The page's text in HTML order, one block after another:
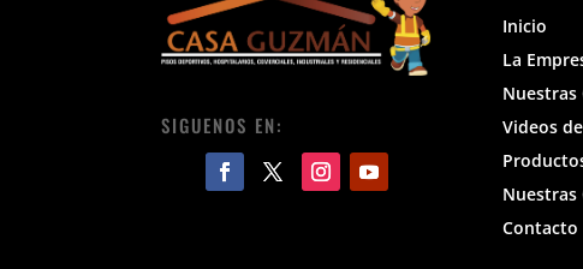
SIGUENOS EN:
Inicio
La
Nuestras
Videos
Nuestras
Contacto